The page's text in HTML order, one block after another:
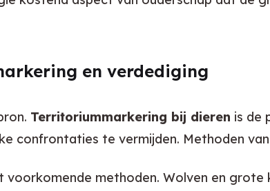
en verdediging
Territoriummarkering bij dieren is de
confrontaties te vermijden. Methoden
voorkomende methoden. Wolven en